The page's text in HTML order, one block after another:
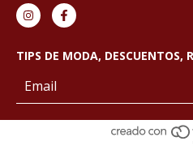
TIPS DE MODA, DESCUENTOS,